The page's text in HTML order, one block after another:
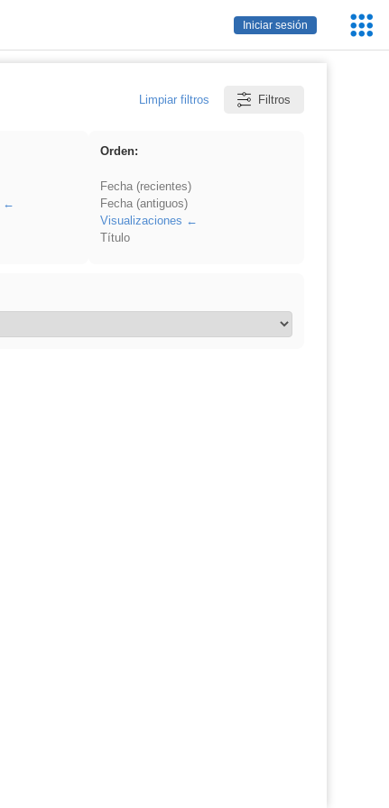
Iniciar sesión
Limpiar filtros Filtros
Orden:
Fecha (recientes)
Fecha (antiguos)
Visualizaciones
Título